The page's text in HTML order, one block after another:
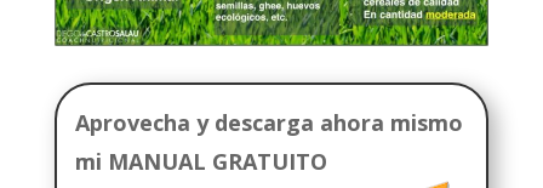
Aprovecha y descarga ahora mismo
mi MANUAL GRATUITO